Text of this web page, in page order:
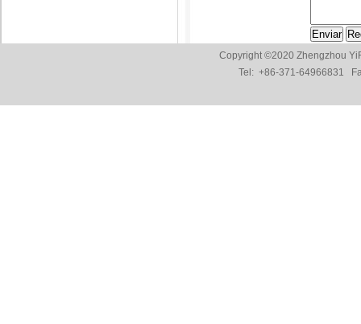
Copyright ©2020 Zhengzhou
Tel: +86-371-64966831